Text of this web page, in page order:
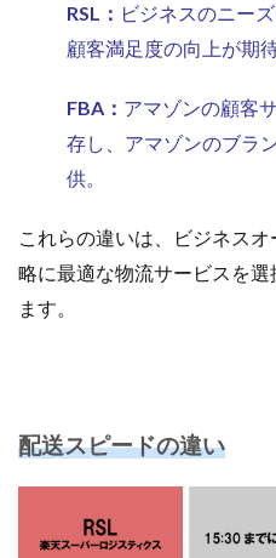
RSL： ビジネスのニー
顧客満足度の向上が期
FBA： アマゾンの顧客
存し、アマゾンのブラ
供。
これらの違いは、ビジネス
略に最適な物流サービスを
ます。
配送スピードの違い